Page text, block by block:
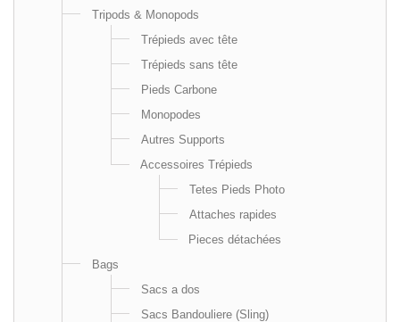
Tripods & Monopods
Trépieds avec tête
Trépieds sans tête
Pieds Carbone
Monopodes
Autres Supports
Accessoires Trépieds
Tetes Pieds Photo
Attaches rapides
Pieces détachées
Bags
Sacs a dos
Sacs Bandouliere (Sling)